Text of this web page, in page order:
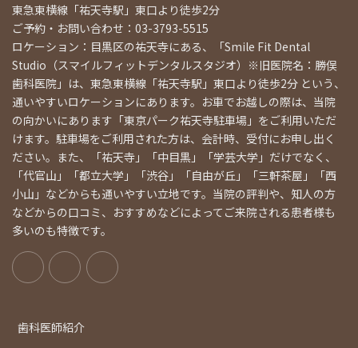
東急東横線「祐天寺駅」東口より徒歩2分
ご予約・お問い合わせ：03-3793-5515
ロケーション：目黒区の祐天寺にある、「Smile Fit Dental
Studio（スマイルフィットデンタルスタジオ）※旧医院名：勝俣
歯科医院」は、東急東横線「祐天寺駅」東口より徒歩2分 という、
通いやすいロケーションにあります。お車でお越しの際は、当院
の向かいにあります「東京パーク祐天寺駐車場」をご利用いただ
けます。駐車場をご利用された方は、会計時、受付にお申し出く
ださい。また、「祐天寺」「中目黒」「学芸大学」だけでなく、
「代官山」「都立大学」「渋谷」「自由が丘」「三軒茶屋」「西
小山」などからも通いやすい立地です。当院の評判や、知人の方
などからの口コミ、おすすめなどによってご来院される患者様も
多いのも特徴です。
歯科医師紹介